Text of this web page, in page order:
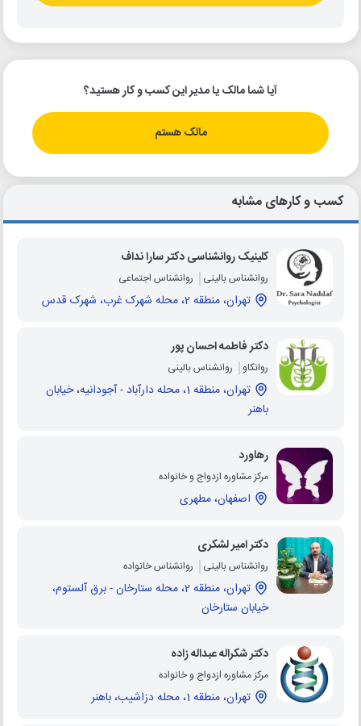
آیا شما مالک یا مدیر این کسب و کار هستید؟
مالک هستم
کسب و کارهای مشابه
کلینیک روانشناسی دکتر سارا نداف
روانشناس بالینی روانشناس اجتماعی
تهران، منطقه 2، محله شهرک غرب، شهرک قدس
دکتر فاطمه احسان پور
روانکاو روانشناس بالینی
تهران، منطقه 1، محله دارآباد - آجودانيه، خیابان
باهنر
رهاورد
مرکز مشاوره ازدواج و خانواده
اصفهان، مطهری
دکتر امیر لشکری
روانشناس بالینی روانشناس خانواده
تهران، منطقه 2، محله ستارخان - برق آلستوم،
خیابان ستارخان
دکتر شکراله عبداله زاده
مرکز مشاوره ازدواج و خانواده
تهران، منطقه 1، محله دزاشیب، باهنر